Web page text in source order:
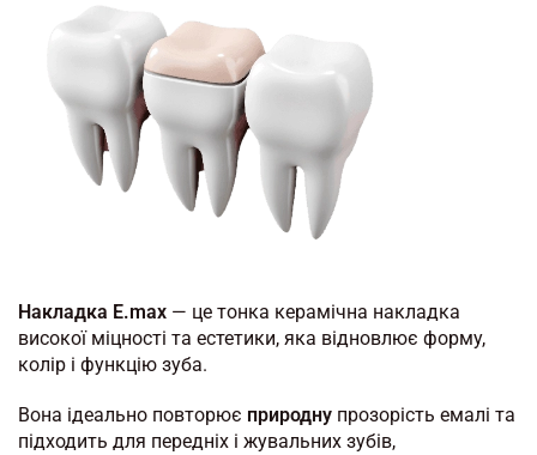
Накладка E.max — це тонка керамічна накладка
високої міцності та естетики, яка відновлює форму,
колір і функцію зуба.
Вона ідеально повторює природну прозорість емалі та
підходить для передніх і жувальних зубів,